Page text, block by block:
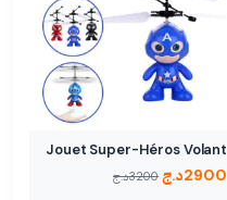
Jouet Super-Héros Volant
2900د.ج 3200د.ج